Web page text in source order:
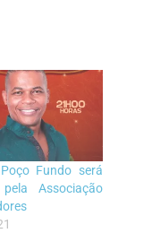
Fundo será
Associação